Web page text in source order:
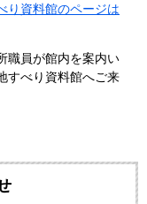
り資料館のページは
職員が館内を案内い
すべり資料館へご来